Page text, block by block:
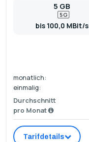
5 GB
5G
bis 100,0 MBit/s
monatlich:
einmalig:
Durchschnitt
pro Monat
Tarifdetails